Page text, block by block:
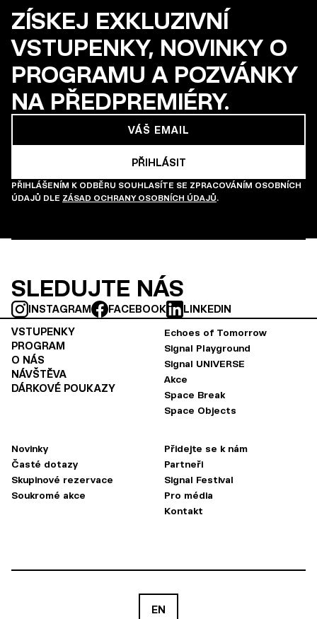
ZÍSKEJ EXKLUZIVNÍ
VSTUPENKY, NOVINKY O
PROGRAMU A POZVÁNKY
NA PŘEDPREMIÉRY.
PŘIHLÁŠENÍM K ODBĚRU SOUHLASÍTE SE ZPRACOVÁNÍM OSOBNÍCH
ÚDAJŮ DLE ZÁSAD OCHRANY OSOBNÍCH ÚDAJŮ
SLEDUJTE NÁS
INSTAGRAM FACEBOOK
LINKEDIN
VSTUPENKY
PROGRAM
O NÁS
NÁVŠTĚVA
DÁRKOVÉ POUKAZY
Echoes of Tomorrow
Signal Playground
Signal UNIVERSE
Akce
Space Break
Space Objects
Novinky
Časté dotazy
Skupinové rezervace
Soukromé akce
Přidejte se k nám
Partneři
Signal Festival
Pro média
Kontakt
EN